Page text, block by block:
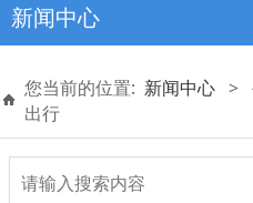
新闻中心
您当前的位置: 新闻中心 >
出行